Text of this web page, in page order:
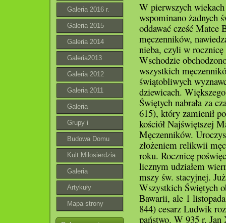
Galeria 2016 r.
Galeria 2015
Galeria 2014
Galeria2013
Galeria 2012
Galeria 2011
Galeria
Grupy i
wspólnoty
Budowa Domu
Parafialnego
Kult Miłosierdzia
Bożego
Galeria
roztoczańska
Artykuły
Mapa strony
W pierwszych
wspominano żadnych
oddawać cześć Matce
męczenników,
nieba, czyli w
Wschodzie
wszystkich
świątobliwych
dziewicach.
Świętych nabrała za
615), który zamienił
kościół Najświętszej
Męczenników.
złożeniem relikwii
roku. Rocznicę
licznym udziałem
mszy św. stacyjnej.
Wszystkich Świętych
Bawarii, ale 1
844) cesarz Ludwik
państwo. W 935 r. Jan